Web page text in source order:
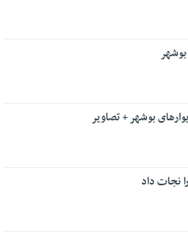
بوشهر + تصاویر